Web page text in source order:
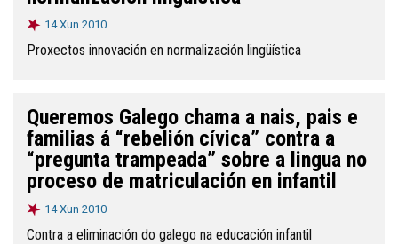
14 Xun 2010
Proxectos innovación en normalización lingüística
Queremos Galego chama a nais, pais e
familias á “rebelión cívica” contra a
“pregunta trampeada” sobre a lingua no
proceso de matriculación en infantil
14 Xun 2010
Contra a eliminación do galego na educación infantil